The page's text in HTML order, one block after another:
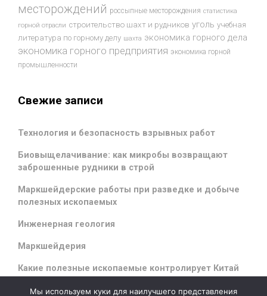
месторождений россыпные месторождения статистика
горной отрасли строительство шахт и рудников уголь учебная
литература по горному делу шахта экономика горного дела
экономика горного предприятия экономика горной
промышленности
Свежие записи
Технология и безопасность взрывных работ
Биовыщелачивание: как микробы возвращают
заброшенные рудники в строй
Маркшейдерские работы при разведке и добыче
полезных ископаемых
Инженерная геология
Маркшейдерия
Какие полезные ископаемые контролирует Китай
Мы используем куки для наилучшего представления